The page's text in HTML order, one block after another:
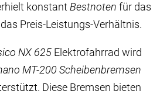
konstantBestnoten für das
Preis-Leistungs-Verhältnis.
NX 625 Elektrofahrrad wird
MT-200 Scheibenbremsen
Diese Bremsen bieten